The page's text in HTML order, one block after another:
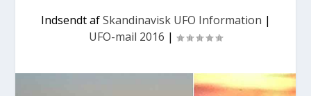
Indsendt afSkandinavisk UFO Information |
UFO-mail 2016 |